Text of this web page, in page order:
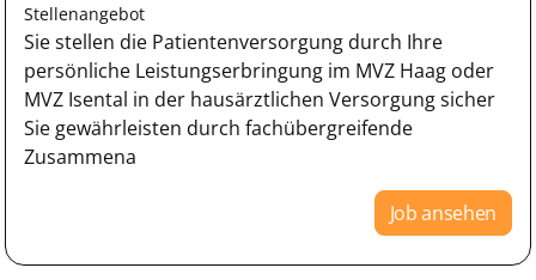
Stellenangebot
Sie stellen die Patientenversorgung durch Ihre
persönliche Leistungserbringung im MVZ Haag oder
MVZ Isental in der hausärztlichen Versorgung sicher
Sie gewährleisten durch fachübergreifende
Zusammena
Job ansehen